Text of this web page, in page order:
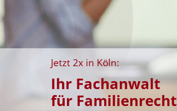
Jetzt 2x in Köln:
Ihr Fachanwalt
für Familienrecht